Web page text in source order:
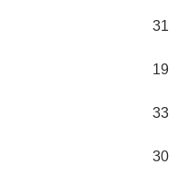
31
19
33
30